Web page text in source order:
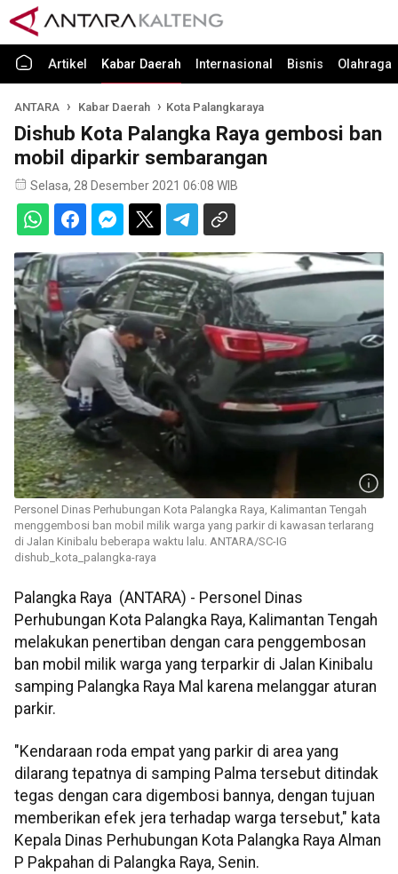
Artikel Kabar Daerah Internasional Bisnis Olahraga
ANTARA Kabar Daerah Kota Palangkaraya
Dishub Kota Palangka Raya gembosi ban
mobil diparkir sembarangan
Selasa, 28 Desember 2021 06:08 WIB
Personel Dinas Perhubungan Kota Palangka Raya, Kalimantan Tengah
menggembosi ban mobil milik warga yang parkir di kawasan terlarang
di Jalan Kinibalu beberapa waktu lalu. ANTARA/SC-IG
dishub_kota_palangka-raya
Palangka Raya (ANTARA) - Personel Dinas
Perhubungan Kota Palangka Raya, Kalimantan Tengah
melakukan penertiban dengan cara penggembosan
ban mobil milik warga yang terparkir di Jalan Kinibalu
samping Palangka Raya Mal karena melanggar aturan
parkir.
"Kendaraan roda empat yang parkir di area yang
dilarang tepatnya di samping Palma tersebut ditindak
tegas dengan cara digembosi bannya, dengan tujuan
memberikan efek jera terhadap warga tersebut," kata
Kepala Dinas Perhubungan Kota Palangka Raya Alman
P Pakpahan di Palangka Raya, Senin.